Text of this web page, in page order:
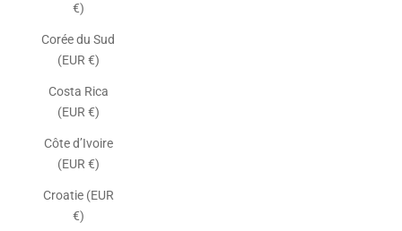
€)
Corée du Sud
(EUR €)
Costa Rica
(EUR €)
Côte d’Ivoire
(EUR €)
Croatie (EUR
€)